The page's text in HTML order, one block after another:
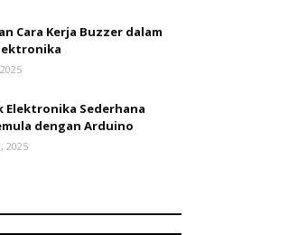
Cara Kerja Buzzer dalam
Elektronika Sederhana
dengan Arduino
2025